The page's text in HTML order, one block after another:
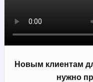
Новым клиентам
нужно